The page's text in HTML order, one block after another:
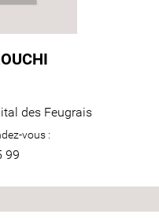
des Feugrais
vous :
99